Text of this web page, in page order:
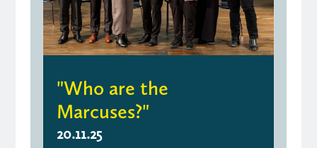
"Who are the
Marcuses?"
20.11.25